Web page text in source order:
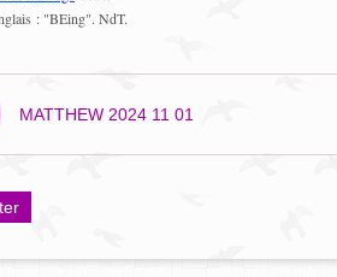
: "BEing". NdT.
MATTHEW 2024 11 01